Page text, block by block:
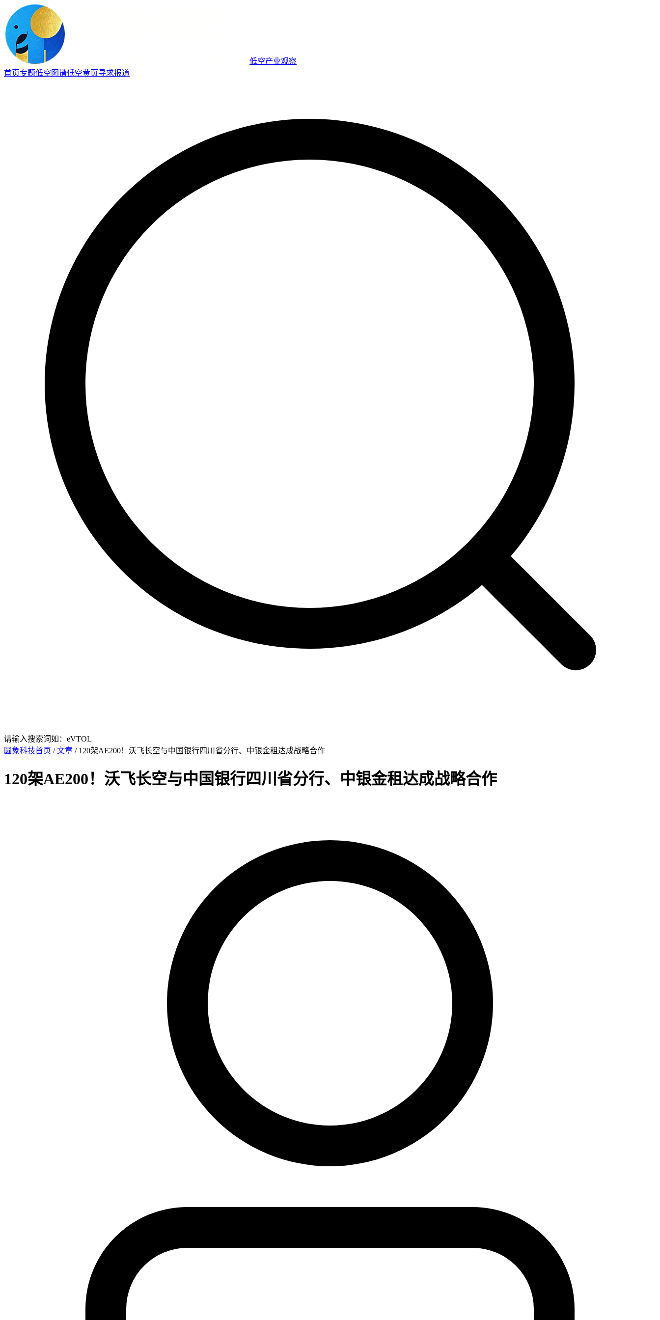
低空产业观察
首页专题低空图谱低空黄页寻求报道
请输入搜索词如：eVTOL
圆象科技首页 /文章 / 120架AE200！沃飞长空与中国银行四川省分行、中银金租达成战略合作
120架AE200！沃飞长空与中国银行四川省分行、中银金租达成战略合作